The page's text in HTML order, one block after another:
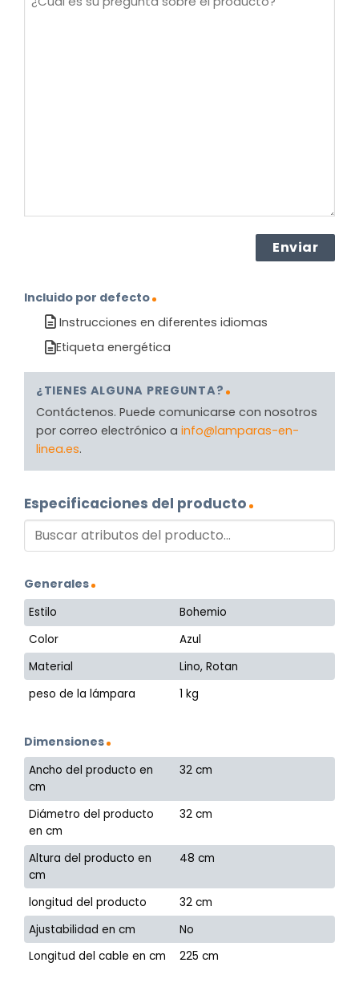
Incluido por defecto
Instrucciones en diferentes idiomas
Etiqueta energética
¿TIENES ALGUNA PREGUNTA?
Contáctenos. Puede comunicarse con nosotros
por correo electrónico a info@lamparas-en-
linea.es.
Especificaciones del producto
Generales
Estilo
Bohemio
Color
Azul
Material
Lino, Rotan
peso de la lámpara
1 kg
Dimensiones
Ancho del producto en
cm
32 cm
Diámetro del producto
en cm
32 cm
Altura del producto en
cm
48 cm
longitud del producto
32 cm
Ajustabilidad en cm
No
Longitud del cable en cm
225 cm